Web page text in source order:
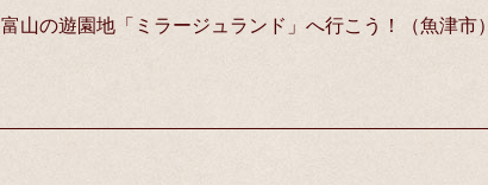
富山の遊園地「ミラージュランド」へ行こう！（魚津市）